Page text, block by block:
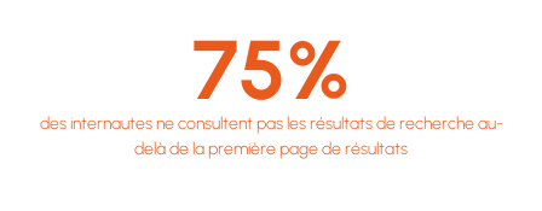
des internautes ne consultent pas les résultats de recherche au-
delà de la première page de résultats
75%